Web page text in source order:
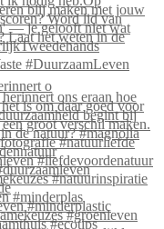
o
#minderplas